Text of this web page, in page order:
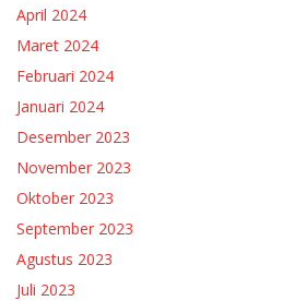
April 2024
Maret 2024
Februari 2024
Januari 2024
Desember 2023
November 2023
Oktober 2023
September 2023
Agustus 2023
Juli 2023